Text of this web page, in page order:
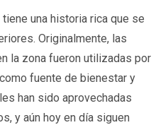
una historia rica que se
Originalmente, las
la zona fueron utilizadas por
fuente de bienestar y
han sido aprovechadas
y aún hoy en día siguen